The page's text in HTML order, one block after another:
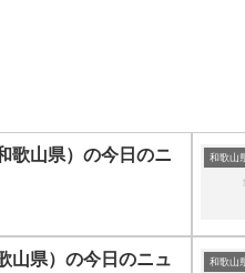
歌山県）の今日のニ
山県）の今日のニュ